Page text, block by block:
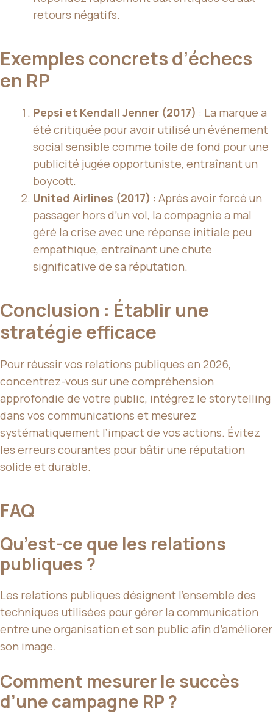
retours négatifs.
Exemples concrets d’échecs
en RP
Pepsi et Kendall Jenner (2017) : La marque a
été critiquée pour avoir utilisé un événement
social sensible comme toile de fond pour une
publicité jugée opportuniste, entraînant un
boycott.
United Airlines (2017) : Après avoir forcé un
passager hors d’un vol, la compagnie a mal
géré la crise avec une réponse initiale peu
empathique, entraînant une chute
significative de sa réputation.
Conclusion : Établir une
stratégie efficace
Pour réussir vos relations publiques en 2026,
concentrez-vous sur une compréhension
approfondie de votre public, intégrez le storytelling
dans vos communications et mesurez
systématiquement l’impact de vos actions. Évitez
les erreurs courantes pour bâtir une réputation
solide et durable.
FAQ
Qu’est-ce que les relations
publiques ?
Les relations publiques désignent l’ensemble des
techniques utilisées pour gérer la communication
entre une organisation et son public afin d’améliorer
son image.
Comment mesurer le succès
d’une campagne RP ?